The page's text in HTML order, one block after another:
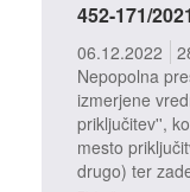
452-171/
06.12.2022
Nepopolna
izmerjene
priključitev'',
mesto
drugo) ter